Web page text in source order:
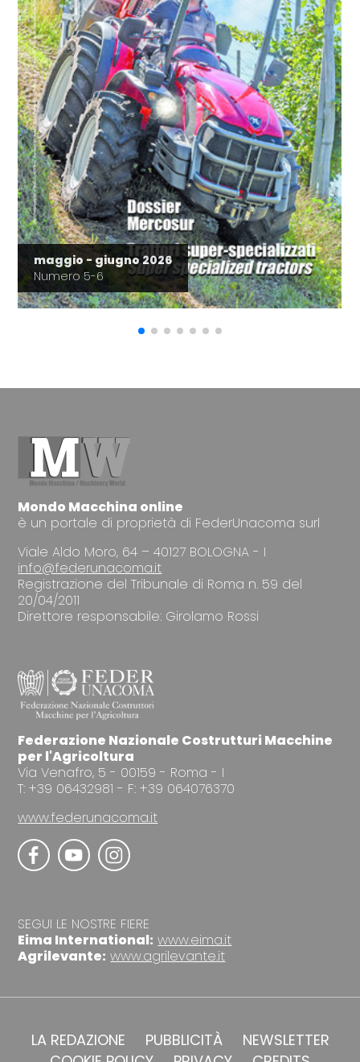
maggio - giugno 2026
Numero 5-6
Mondo Macchina online
è un portale di proprietà di FederUnacoma surl
Viale Aldo Moro, 64 – 40127 BOLOGNA - I
info@federunacoma.it
Registrazione del Tribunale di Roma n. 59 del
20/04/2011
Direttore responsabile: Girolamo Rossi
Federazione Nazionale Costrutturi Macchine
per l'Agricoltura
Via Venafro, 5 - 00159 - Roma - I
T: +39 06432981 - F: +39 064076370
www.federunacoma.it
SEGUI LE NOSTRE FIERE
Eima International: www.eima.it
Agrilevante: www.agrilevante.it
LA REDAZIONE PUBBLICITÀ
NEWSLETTER